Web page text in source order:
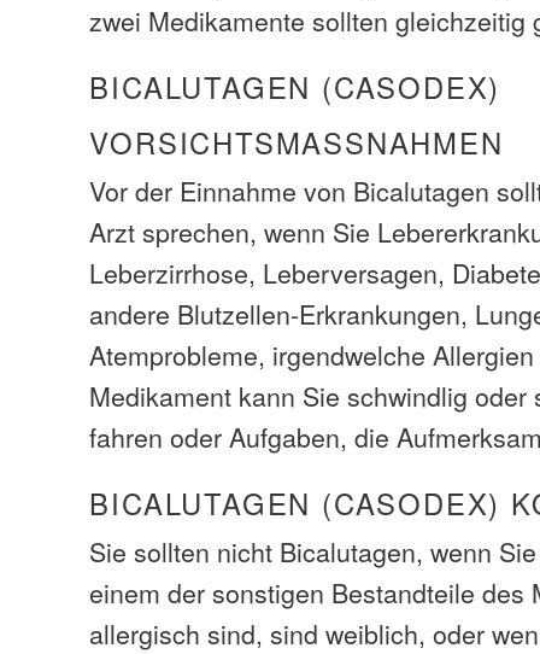
zwei Medikamente sollten gleichzeitig
BICALUTAGEN (CASODEX)
VORSICHTSMASSNAHMEN
Vor der Einnahme von Bicalutagen
Arzt sprechen, wenn Sie
Leberzirrhose, Leberversagen,
andere Blutzellen-Erkrankungen,
Atemprobleme, irgendwelche
Medikament kann Sie schwindlig oder
fahren oder Aufgaben, die
BICALUTAGEN (CASODEX)
Sie sollten nicht Bicalutagen, wenn
einem der sonstigen Bestandteile des
allergisch sind, sind weiblich, oder